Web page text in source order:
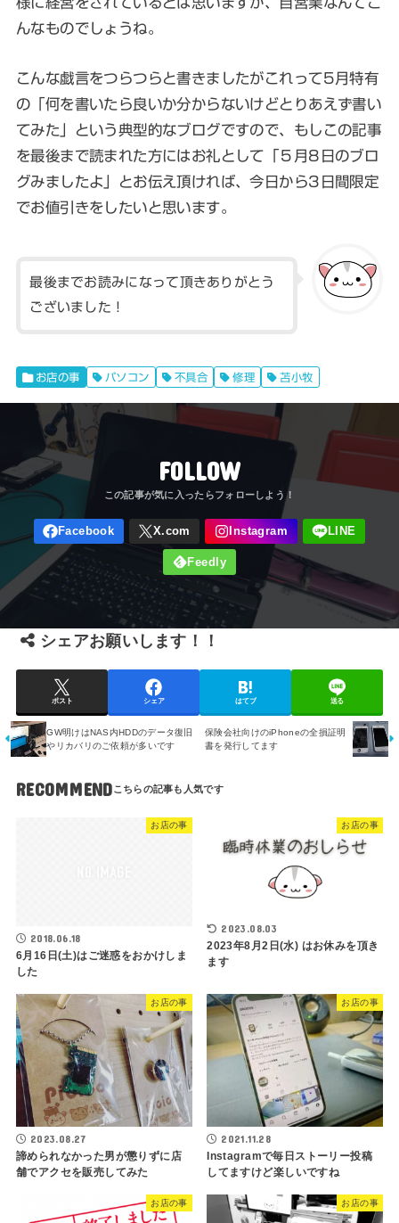
んなものでしょうね。
こんな戯言をつらつらと書きましたがこれって5月特有
の「何を書いたら良いか分からないけどとりあえず書い
てみた」という典型的なブログですので、もしこの記事
を最後まで読まれた方にはお礼として「５月8日のブロ
グみましたよ」とお伝え頂ければ、今日から3日間限定
でお値引きをしたいと思います。
最後までお読みになって頂きありがとう
ございました！
お店の事 パソコン 不具合 修理 苫小牧
FOLLOW
シェアお願いします！！
ポスト シェア はてブ 送る
保険会社向けのiPhoneの全損証明
書を発行してます
GW明けはNAS内HDDのデータ復旧
やリカバリのご依頼が多いです
RECOMMEND
お店の事
2018.06.18
6月16日(土)はご迷惑をおかけしま
した
お店の事
2023.08.03
2023年8月2日(水) はお休みを頂き
ます
お店の事
2023.08.27
諦められなかった男が懲りずに店
舗でアクセを販売してみた
お店の事
2021.11.28
Instagramで毎日ストーリー投稿
してますけど楽しいですね
お店の事 お店の事